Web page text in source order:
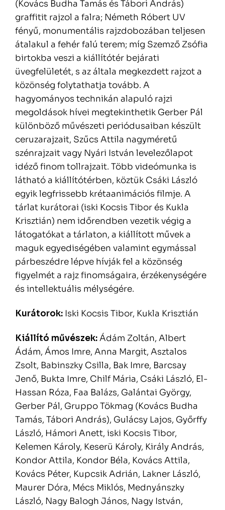
(Kovács Budha Tamás és Tábori András)
graffitit rajzol a falra; Németh Róbert UV
fényű, monumentális rajzdobozában teljesen
átalakul a fehér falú terem; míg Szemző Zsófia
birtokba veszi a kiállítótér bejárati
üvegfelületét, s az általa megkezdett rajzot a
közönség folytathatja tovább. A
hagyományos technikán alapuló rajzi
megoldások hívei megtekinthetik Gerber Pál
különböző művészeti periódusaiban készült
ceruzarajzait, Szűcs Attila nagyméretű
szénrajzait vagy Nyári István levelezőlapot
idéző finom tollrajzait. Több videómunka is
látható a kiállítótérben, köztük Csáki László
egyik legfrissebb krétaanimációs filmje. A
tárlat kurátorai (iski Kocsis Tibor és Kukla
Krisztián) nem időrendben vezetik végig a
látogatókat a tárlaton, a kiállított művek a
maguk egyediségében valamint egymással
párbeszédre lépve hívják fel a közönség
figyelmét a rajz finomságaira, érzékenységére
és intellektuális mélységére.
Kurátorok: Iski Kocsis Tibor, Kukla Krisztián
Kiállító művészek:Ádám Zoltán, Albert
Ádám, Ámos Imre, Anna Margit, Asztalos
Zsolt, Babinszky Csilla, Bak Imre, Barcsay
Jenő, Bukta Imre, Chilf Mária, Csáki László, El-
Hassan Róza, Faa Balázs, Galántai György,
Gerber Pál, Gruppo Tökmag (Kovács Budha
Tamás, Tábori András), Gulácsy Lajos, Győrffy
László, Hámori Anett, iski Kocsis Tibor,
Kelemen Károly, Keserü Károly, Király András,
Kondor Attila, Kondor Béla, Kovács Attila,
Kovács Péter, Kupcsik Adrián, Lakner László,
Maurer Dóra, Mécs Miklós, Mednyánszky
László, Nagy Balogh János, Nagy István,